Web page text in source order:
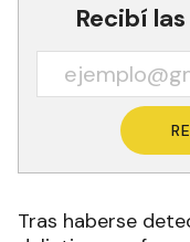
Recibí
Tras haberse